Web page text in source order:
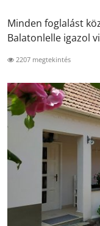
Minden foglalást
Balatonlelle igazol
2207 megtekintés